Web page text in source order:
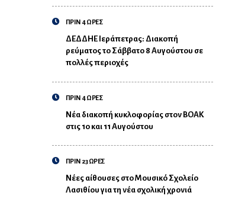
ΠΡΙΝ 4 ΩΡΕΣ
ΔΕΔΔΗΕ Ιεράπετρας: Διακοπή
ρεύματος το Σάββατο 8 Αυγούστου σε
πολλές περιοχές
ΠΡΙΝ 4 ΩΡΕΣ
Νέα διακοπή κυκλοφορίας στον ΒΟΑΚ
στις 10 και 11 Αυγούστου
ΠΡΙΝ 23 ΩΡΕΣ
Νέες αίθουσες στο Μουσικό Σχολείο
Λασιθίου για τη νέα σχολική χρονιά